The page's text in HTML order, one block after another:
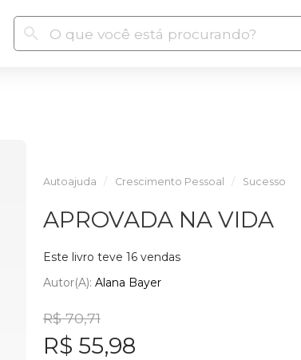
Autoajuda Crescimento Pessoal Sucesso
APROVADA NA VIDA
Este livro teve 16 vendas
Autor(a): Alana Bayer
R$ 70,71
R$ 55,98